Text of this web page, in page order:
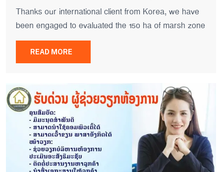
Thanks our international client from Korea, we have
been engaged to evaluated the 150 ha of marsh zone
READ MORE